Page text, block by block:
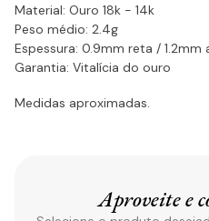
Material: Ouro 18k - 14k
Peso médio: 2.4g
Espessura: 0.9mm reta / 1.2mm
Garantia: Vitalícia do ouro
Medidas aproximadas.
Aproveite e